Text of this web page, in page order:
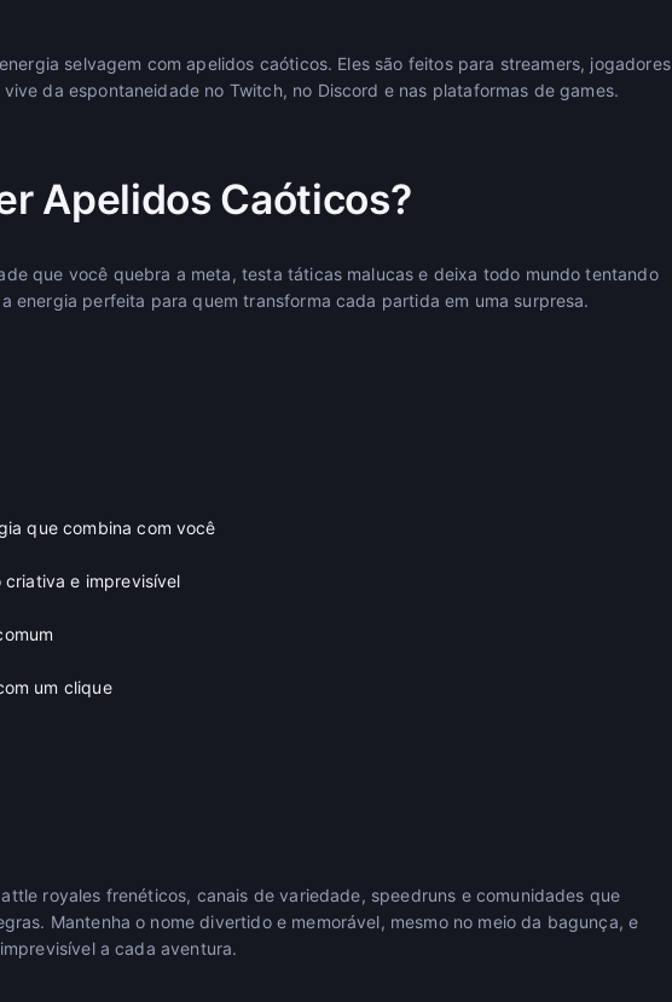
selvagem com apelidos caóticos. Eles são feitos para streamers, jogadores
da espontaneidade no Twitch, no Discord e nas plataformas de games.
Apelidos Caóticos?
que você quebra a meta, testa táticas malucas e deixa todo mundo tentando
energia perfeita para quem transforma cada partida em uma surpresa.
que combina com você
criativa e imprevisível
um clique
royales frenéticos, canais de variedade, speedruns e comunidades que
Mantenha o nome divertido e memorável, mesmo no meio da bagunça, e
a cada aventura.